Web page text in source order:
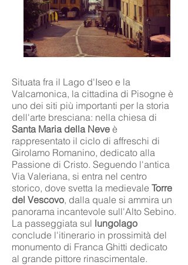
Situata fra il Lago d'Iseo e la
Valcamonica, la cittadina di Pisogne è
uno dei siti più importanti per la storia
dell'arte bresciana: nella chiesa di
Santa Maria della Neve è
rappresentato il ciclo di affreschi di
Girolamo Romanino, dedicato alla
Passione di Cristo. Seguendo l'antica
Via Valeriana, si entra nel centro
storico, dove svetta la medievale Torre
del Vescovo, dalla quale si ammira un
panorama incantevole sull'Alto Sebino.
La passeggiata sul lungolago
conclude l'itinerario in prossimità del
monumento di Franca Ghitti dedicato
al grande pittore rinascimentale.